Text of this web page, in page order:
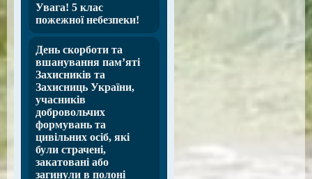
Увага! 5 клас
пожежної небезпеки!
День скорботи та
вшанування пам’яті
Захисників та
Захисниць України,
учасників
добровольчих
формувань та
цивільних осіб, які
були страчені,
закатовані або
загинули в полоні